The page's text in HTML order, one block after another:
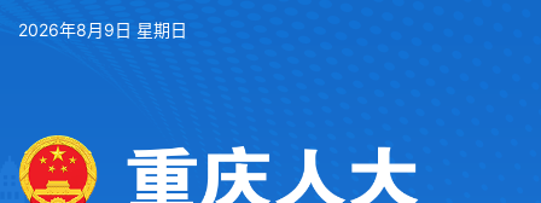
2026年8月9日 星期日